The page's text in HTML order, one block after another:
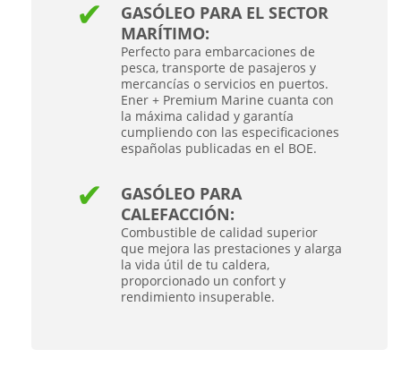
GASÓLEO PARA EL SECTOR
MARÍTIMO:
Perfecto para embarcaciones de
pesca, transporte de pasajeros y
mercancías o servicios en puertos.
Ener + Premium Marine cuanta con
la máxima calidad y garantía
cumpliendo con las especificaciones
españolas publicadas en el BOE.
GASÓLEO PARA
CALEFACCIÓN:
Combustible de calidad superior
que mejora las prestaciones y alarga
la vida útil de tu caldera,
proporcionado un confort y
rendimiento insuperable.